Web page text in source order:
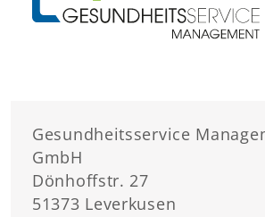
Gesundheitsservice
GmbH
Dönhoffstr. 27
51373 Leverkusen